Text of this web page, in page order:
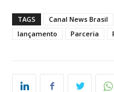
TAGS Canal News Brasil
lançamento
Parceria